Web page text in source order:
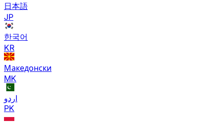
日本語
JP
한국어
KR
Македонски
MK
اردو
PK